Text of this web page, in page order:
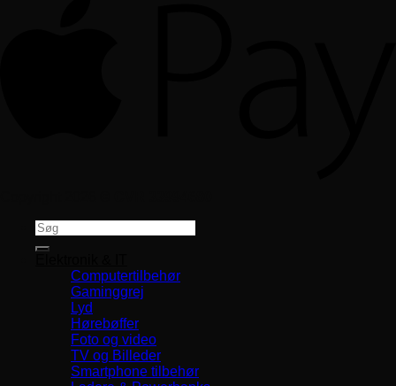
Søg
efter:
Computertilbehør
Gaminggrej
Lyd
Hørebøffer
Foto og video
TV og Billeder
Smartphone tilbehør